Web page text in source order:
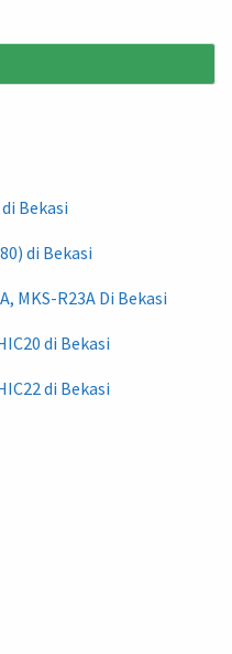
Bekasi
di Bekasi
MKS-R23A Di Bekasi
di Bekasi
di Bekasi